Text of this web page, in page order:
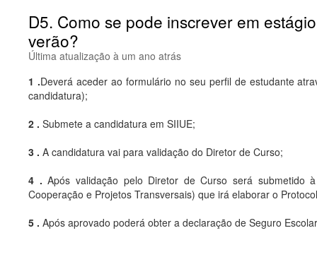
D5. Como se pode inscrever em
verão?
Última atualização à um ano atrás
1 .Deverá aceder ao formulário no seu perfil de estudante
candidatura);
2 . Submete a candidatura em SIIUE;
3 . A candidatura vai para validação do Diretor de Curso;
4 . Após validação pelo Diretor de Curso será submetido
Cooperação e Projetos Transversais) que irá elaborar o
5 . Após aprovado poderá obter a declaração de Seguro